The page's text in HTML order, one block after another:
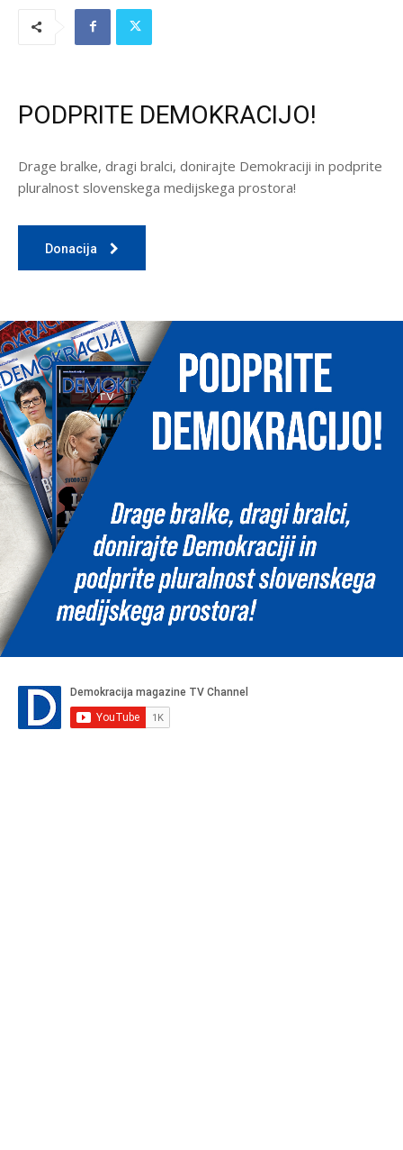
PODPRITE DEMOKRACIJO!
Drage bralke, dragi bralci, donirajte Demokraciji in podprite
pluralnost slovenskega medijskega prostora!
Donacija